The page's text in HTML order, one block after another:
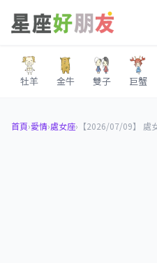
牡羊 金牛 雙子 巨蟹
首頁›愛情›處女座›